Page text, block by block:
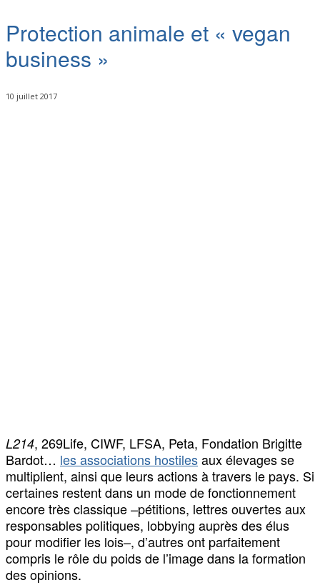
Protection animale et « vegan
business »
10 juillet 2017
L214, 269Life, CIWF, LFSA, Peta, Fondation Brigitte
Bardot… les associations hostilesaux élevages se
multiplient, ainsi que leurs actions à travers le pays. Si
certaines restent dans un mode de fonctionnement
encore très classique –pétitions, lettres ouvertes aux
responsables politiques, lobbying auprès des élus
pour modifier les lois–, d’autres ont parfaitement
compris le rôle du poids de l’image dans la formation
des opinions.